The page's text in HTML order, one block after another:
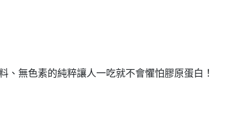
無色素的純粹讓人一吃就不會懼怕膠原蛋白！